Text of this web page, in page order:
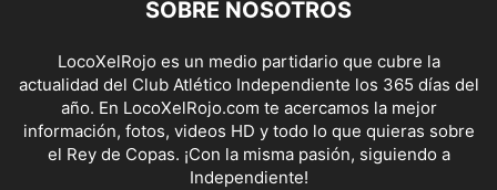
SOBRE NOSOTROS
LocoXelRojo es un medio partidario que cubre la
actualidad del Club Atlético Independiente los 365 días del
año. En LocoXelRojo.com te acercamos la mejor
información, fotos, videos HD y todo lo que quieras sobre
el Rey de Copas. ¡Con la misma pasión, siguiendo a
Independiente!